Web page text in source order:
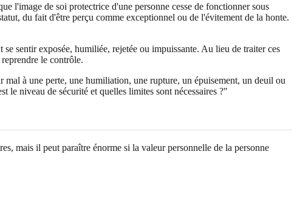
l'image de soi protectrice d'une personne cesse de fonctionner sous
du fait d'être perçu comme exceptionnel ou de l'évitement de la honte.
sentir exposée, humiliée, rejetée ou impuissante. Au lieu de traiter ces
le contrôle.
mal à une perte, une humiliation, une rupture, un épuisement, un deuil ou
niveau de sécurité et quelles limites sont nécessaires ?"
mais il peut paraître énorme si la valeur personnelle de la personne